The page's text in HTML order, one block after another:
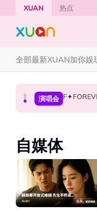
Skip to main content
XUAN 热点
全部最新XUAN加你娱
国际星闻
国际星闻 张员瑛
演唱会
自媒体